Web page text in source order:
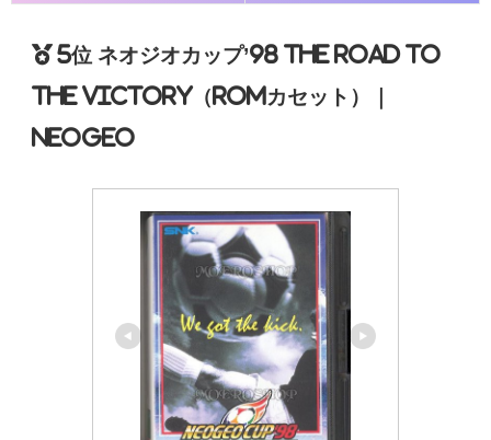
5位 ネオジオカップ’98 THE ROAD TO
THE VICTORY（ROMカセット）｜
NEOGEO